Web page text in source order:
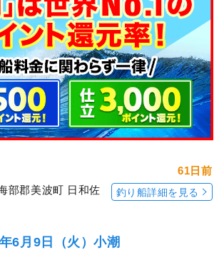
部郡美波町 日和佐
61日前
釣り船詳細を見る
6月9日（火）小潮